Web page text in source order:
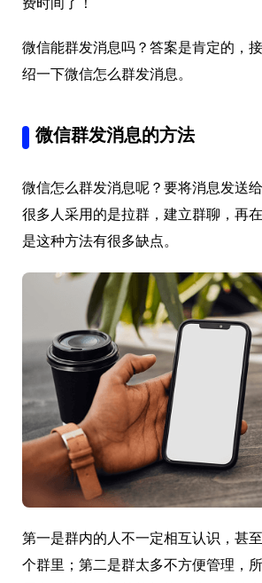
费时间了！
微信能群发消息吗？答案是肯定的，
绍一下微信怎么群发消息。
微信群发消息的方法
微信怎么群发消息呢？要将消息发送
很多人采用的是拉群，建立群聊，再
是这种方法有很多缺点。
第一是群内的人不一定相互认识，甚
个群里；第二是群太多不方便管理，